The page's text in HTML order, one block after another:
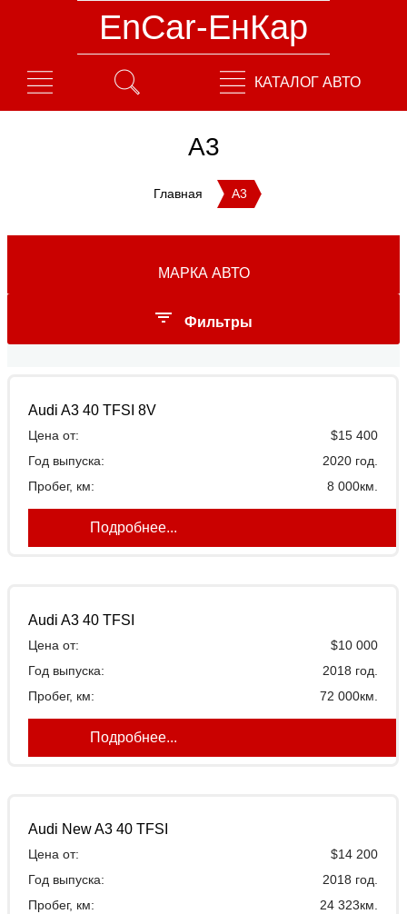
EnCar-ЕнКар
КАТАЛОГ АВТО
A3
Главная A3
МАРКА АВТО
Фильтры
Audi A3 40 TFSI 8V
Цена от:
$15 400
Год выпуска:
2020 год.
Пробег, км:
8 000км.
Подробнее...
Audi A3 40 TFSI
Цена от:
$10 000
Год выпуска:
2018 год.
Пробег, км:
72 000км.
Подробнее...
Audi New A3 40 TFSI
Цена от:
$14 200
Год выпуска:
2018 год.
Пробег, км:
24 323км.